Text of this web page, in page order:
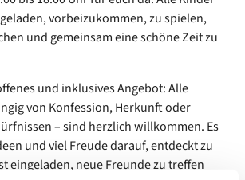
vorbeizukommen, zu spielen,
und gemeinsam eine schöne Zeit zu
und inklusives Angebot: Alle
von Konfession, Herkunft oder
– sind herzlich willkommen. Es
und viel Freude darauf, entdeckt zu
eingeladen, neue Freunde zu treffen